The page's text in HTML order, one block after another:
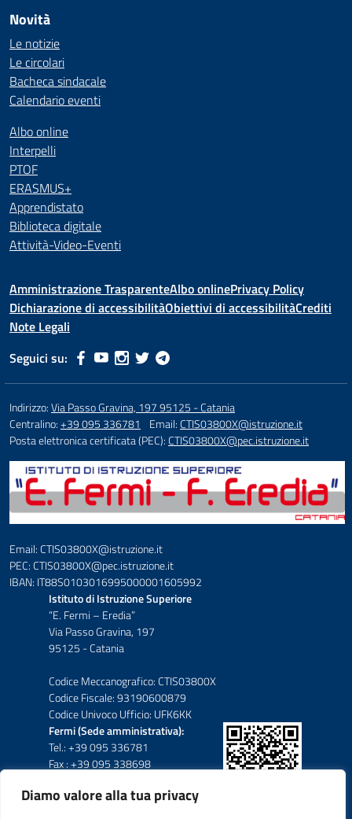
Diamo valore alla tua privacy
Novità
Le notizie
Le circolari
Bacheca sindacale
Calendario eventi
Albo online
Interpelli
PTOF
ERASMUS+
Apprendistato
Biblioteca digitale
Attività-Video-Eventi
Amministrazione TrasparenteAlbo onlinePrivacy Policy
Dichiarazione di accessibilitàObiettivi di accessibilitàCrediti
Note Legali
Seguici su:
Indirizzo:Via Passo Gravina, 197 95125 - Catania
Centralino:+39 095 336781 Email:CTIS03800X@istruzione.it
Posta elettronica certificata (PEC):CTIS03800X@pec.istruzione.it
Email: CTIS03800X@istruzione.it
PEC: CTIS03800X@pec.istruzione.it
IBAN: IT88S0103016995000001605992
Istituto di Istruzione Superiore
“E. Fermi – Eredia”
Via Passo Gravina, 197
95125 - Catania
Codice Meccanografico: CTIS03800X
Codice Fiscale: 93190600879
Codice Univoco Ufficio: UFK6KK
Fermi (Sede amministrativa):
Tel.: +39 095 336781
Fax : +39 095 338698
Eredia-Deodato: